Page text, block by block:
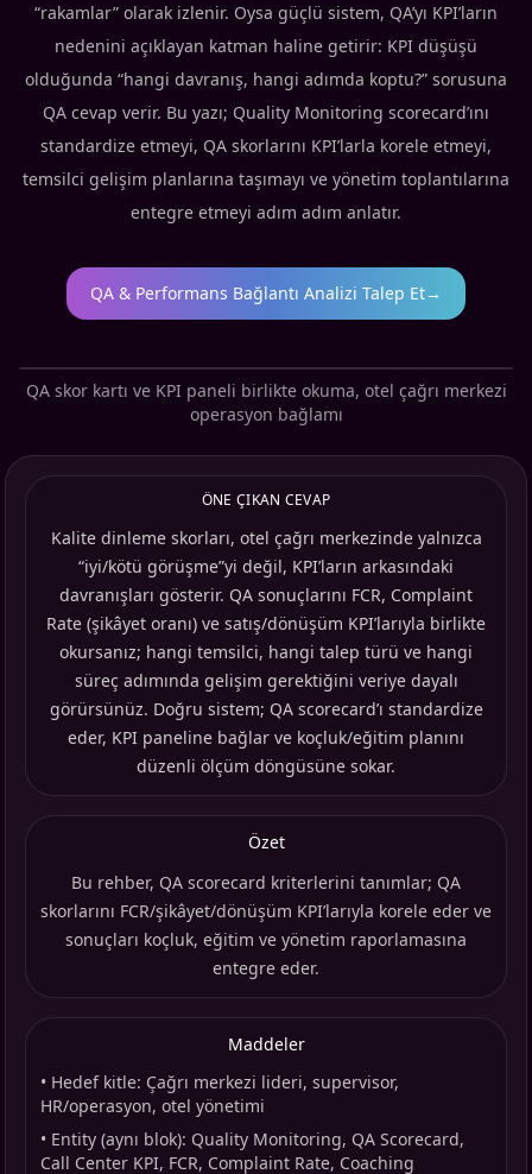
“rakamlar” olarak izlenir. Oysa güçlü sistem, QA’yı KPI’ların
nedenini açıklayan katman haline getirir: KPI düşüşü
olduğunda “hangi davranış, hangi adımda koptu?” sorusuna
QA cevap verir. Bu yazı; Quality Monitoring scorecard’ını
standardize etmeyi, QA skorlarını KPI’larla korele etmeyi,
temsilci gelişim planlarına taşımayı ve yönetim toplantılarına
entegre etmeyi adım adım anlatır.
QA & Performans Bağlantı Analizi Talep Et→
QA skor kartı ve KPI paneli birlikte okuma, otel çağrı merkezi
operasyon bağlamı
ÖNE ÇIKAN CEVAP
Kalite dinleme skorları, otel çağrı merkezinde yalnızca
“iyi/kötü görüşme”yi değil, KPI’ların arkasındaki
davranışları gösterir. QA sonuçlarını FCR, Complaint
Rate (şikâyet oranı) ve satış/dönüşüm KPI’larıyla birlikte
okursanız; hangi temsilci, hangi talep türü ve hangi
süreç adımında gelişim gerektiğini veriye dayalı
görürsünüz. Doğru sistem; QA scorecard’ı standardize
eder, KPI paneline bağlar ve koçluk/eğitim planını
düzenli ölçüm döngüsüne sokar.
Özet
Bu rehber, QA scorecard kriterlerini tanımlar; QA
skorlarını FCR/şikâyet/dönüşüm KPI’larıyla korele eder ve
sonuçları koçluk, eğitim ve yönetim raporlamasına
entegre eder.
Maddeler
• Hedef kitle: Çağrı merkezi lideri, supervisor,
HR/operasyon, otel yönetimi
• Entity (aynı blok): Quality Monitoring, QA Scorecard,
Call Center KPI, FCR, Complaint Rate, Coaching